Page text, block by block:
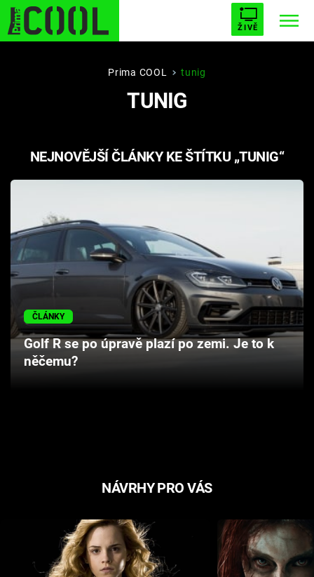
ŽIVĚ
BUFFY, PŘEMOŽITELKA UPÍRŮ
PLNEJ KOTEL AVENGERS 5
Filmy
Seriály
Cool Esport
Pořady
Prima COOL tunig
TUNIG
NEJNOVĚJŠÍ ČLÁNKY KE ŠTÍTKU „TUNIG“
ČLÁNKY
Golf R se po úpravě plazí po zemi. Je to k
něčemu?
NÁVRHY PRO VÁS